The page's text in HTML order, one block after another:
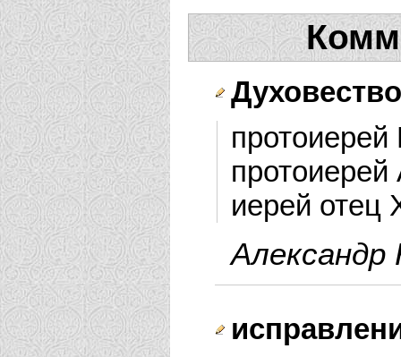
Духовество
иерей отец
Александр